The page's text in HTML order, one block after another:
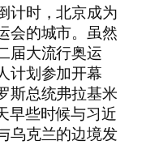
计时，北京成为
会的城市。虽然
届大流行奥运
计划参加开幕
斯总统弗拉基米
早些时候与习近
乌克兰的边境发